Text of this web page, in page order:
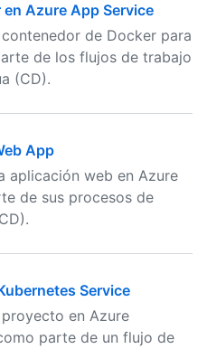
Azure App Service
de Docker para
de los flujos de trabajo
(CD).
App
aplicación web en Azure
de sus procesos de
Service
en Azure
parte de un flujo de